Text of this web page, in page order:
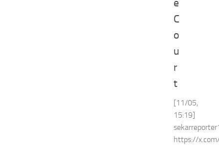
e
C
o
u
r
t
[11/05,
15:19]
https://